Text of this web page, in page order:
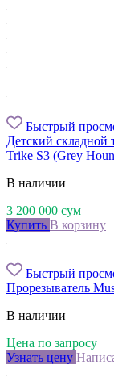
Быстрый
Детский складной
Trike S3 (Grey
В наличии
3 200 000 сум
Купить В корзину
Быстрый
Прорезыватель
В наличии
Цена по запросу
Узнать цену